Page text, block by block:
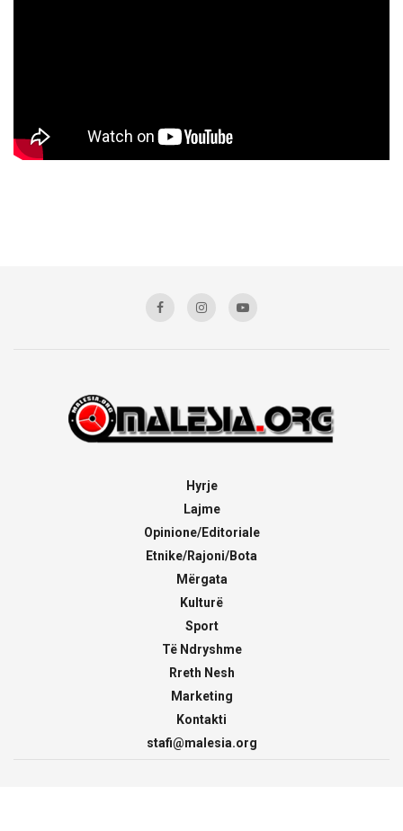
Hyrje
Lajme
Opinione/Editoriale
Etnike/Rajoni/Bota
Mërgata
Kulturë
Sport
Të Ndryshme
Rreth Nesh
Marketing
Kontakti
stafi@malesia.org